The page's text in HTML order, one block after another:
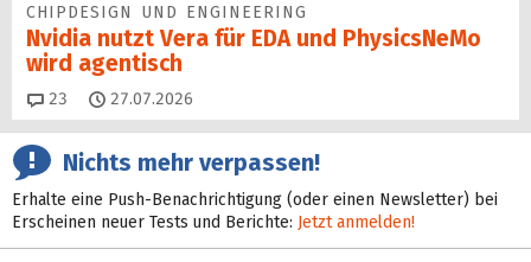
CHIPDESIGN UND ENGINEERING
Nvidia nutzt Vera für EDA und PhysicsNeMo
wird agentisch
23 Kommentare
27.07.2026
Nichts mehr verpassen!
Erhalte eine Push-Benachrichtigung (oder einen Newsletter) bei
Erscheinen neuer Tests und Berichte: Jetzt anmelden!